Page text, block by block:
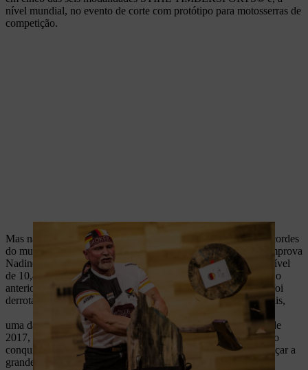
nível mundial, no evento de corte com protótipo para motosserras de
competição.
Mas não são só os atletas do sexo masculino que trazem os recordes
do mundo TIMBERSPORTS® para a Alemanha, como o comprova
Nadine Münzenmaier. Em 2019, ela conseguiu um tempo incrível
de 10,49 s na modalidade da corte em velocidade, esmagando o
anterior recorde feminino. No Campeonato Alemão de 2019, foi
derrotada, ficando em terceiro lugar atrás de duas das suas rivais,
uma das quais Alrun Uebing. Atleta TIMBERSPORTS® desde
2017, Uebing conseguiu afirmar-se rapidamente, tendo logrado
conquistar, até à data, seis lugares no pódio, embora sem alcançar a
grande vitória.